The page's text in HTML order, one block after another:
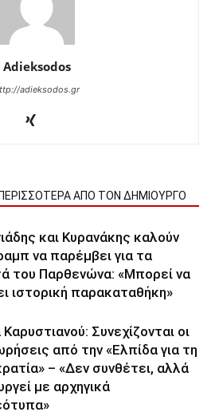
Adieksodos
adieksodos.gr
ΠΕΡΙΣΣΟΤΕΡΑ ΑΠΟ ΤΟΝ ΔΗΜΙΟΥΡΓΟ
και Κυρανάκης καλούν
να παρέμβει για τα
του Παρθενώνα: «Μπορεί να
ιστορική παρακαταθήκη»
Συνεχίζονται οι
από την «Ελπίδα για τη
– «Δεν συνθέτει, αλλά
με αρχηγικά